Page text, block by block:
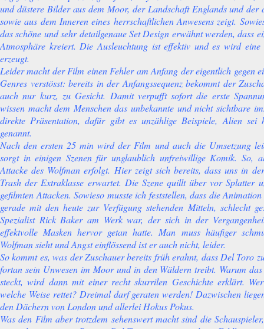
und düstere Bilder aus dem Moor, der Landschaft Englands und der
sowie aus dem Inneren eines herrschaftlichen Anwesens zeigt.
das schöne und sehr detailgenaue Set Design erwähnt werden, dass
Atmosphäre kreiert. Die Ausleuchtung ist effektiv und es wird eine
erzeugt.
Leider macht der Film einen Fehler am Anfang der eigentlich gegen
Genres verstösst: bereits in der Anfangssequenz bekommt der
auch nur kurz, zu Gesicht. Damit verpufft sofort die erste
wissen macht dem Menschen das unbekannte und nicht sichtbare
direkte Präsentation, dafür gibt es unzählige Beispiele, Alien sei
genannt.
Nach den ersten 25 min wird der Film und auch die Umsetzung
sorgt in einigen Szenen für unglaublich unfreiwillige Komik. So,
Attacke des Wolfman erfolgt. Hier zeigt sich bereits, dass uns in
Trash der Extraklasse erwartet. Die Szene quillt über vor Splatter
gefilmten Attacken. Sowieso musste ich feststellen, dass die
gerade mit den heute zur Verfügung stehenden Mitteln, schlecht
Spezialist Rick Baker am Werk war, der sich in der
effektvolle Masken hervor getan hatte. Man muss häufiger
Wolfman sieht und Angst einflössend ist er auch nicht, leider.
So kommt es, was der Zuschauer bereits früh erahnt, dass Del Toro
fortan sein Unwesen im Moor und in den Wäldern treibt. Warum
steckt, wird dann mit einer recht skurrilen Geschichte erklärt.
welche Weise rettet? Dreimal darf geraten werden! Dazwischen
den Dächern von London und allerlei Hokus Pokus.
Was den Film aber trotzdem sehenswert macht sind die